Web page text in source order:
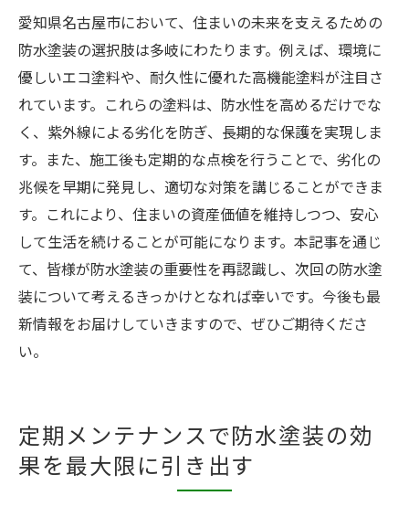
愛知県名古屋市において、住まいの未来を支えるための
防水塗装の選択肢は多岐にわたります。例えば、環境に
優しいエコ塗料や、耐久性に優れた高機能塗料が注目さ
れています。これらの塗料は、防水性を高めるだけでな
く、紫外線による劣化を防ぎ、長期的な保護を実現しま
す。また、施工後も定期的な点検を行うことで、劣化の
兆候を早期に発見し、適切な対策を講じることができま
す。これにより、住まいの資産価値を維持しつつ、安心
して生活を続けることが可能になります。本記事を通じ
て、皆様が防水塗装の重要性を再認識し、次回の防水塗
装について考えるきっかけとなれば幸いです。今後も最
新情報をお届けしていきますので、ぜひご期待くださ
い。
定期メンテナンスで防水塗装の効
果を最大限に引き出す